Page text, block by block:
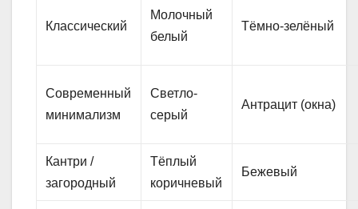
Классический
Молочный
белый
Тёмно-зелёный
Современный
минимализм
Светло-
серый
Антрацит (окна)
Кантри /
загородный
Тёплый
коричневый
Бежевый